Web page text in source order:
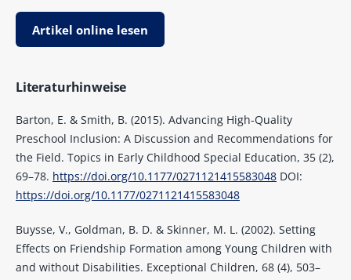
Artikel online lesen
Literaturhinweise
Barton, E. & Smith, B. (2015). Advancing High-Quality
Preschool Inclusion: A Discussion and Recommendations for
the Field. Topics in Early Childhood Special Education, 35 (2),
69–78. https://doi.org/10.1177/0271121415583048DOI:
https://doi.org/10.1177/0271121415583048
Buysse, V., Goldman, B. D. & Skinner, M. L. (2002). Setting
Effects on Friendship Formation among Young Children with
and without Disabilities. Exceptional Children, 68 (4), 503–